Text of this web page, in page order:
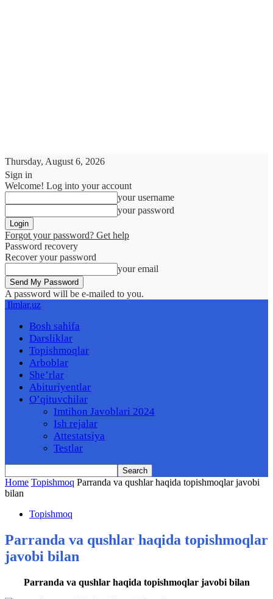
Thursday, August 6, 2026
Sign in
Welcome! Log into your account
your username
your password
Forgot your password? Get help
Password recovery
Recover your password
your email
A password will be e-mailed to you.
Ilmlar.uz
Bosh sahifa
Darsliklar
Topishmoqlar
Arboblar
She’rlar
Abituriyentlar
O’qituvchilar
Imtihon Javoblari 2024
Ish rejalar
Attestatsiya
Testlar
Home Topishmoq Parranda va qushlar haqida topishmoqlar javobi
bilan
Topishmoq
Parranda va qushlar haqida topishmoqlar
javobi bilan
Parranda va qushlar haqida topishmoqlar javobi bilan